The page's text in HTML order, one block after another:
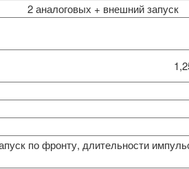
2 аналоговых + внешний запуск
по фронту, длительности